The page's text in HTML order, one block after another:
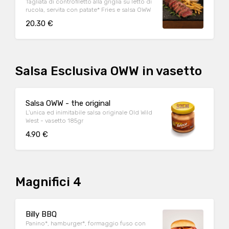
Tagliata di controfiletto alla griglia su letto di
rucola, servita con patate* Fries e salsa OWW
20.30 €
Salsa Esclusiva OWW in vasetto
Salsa OWW - the original
L'unica ed inimitabile salsa originale Old Wild
West - vasetto 185gr
4.90 €
Magnifici 4
Billy BBQ
Panino*, hamburger*, formaggio fuso con